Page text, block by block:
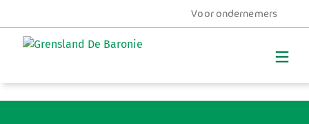
Voor ondernemers
Kom lekker spelen en leef je uit bij Haasje
Over!